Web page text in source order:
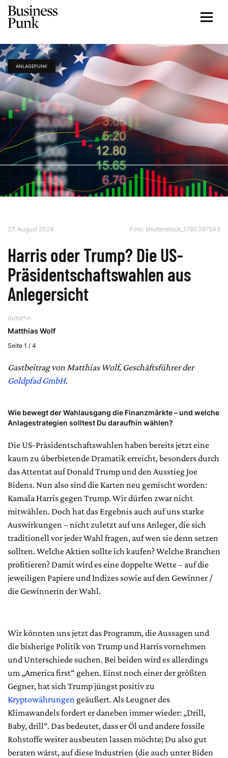
ANLAGEPUNK
27. August 2024 Foto: shutterstock_1780397543
Harris oder Trump? Die US-
Präsidentschaftswahlen aus
Anlegersicht
Autor*in
Matthias Wolf
Seite 1 / 4
Gastbeitrag von Matthias Wolf, Geschäftsführer der
Goldpfad GmbH.
Wie bewegt der Wahlausgang die Finanzmärkte – und welche
Anlagestrategien solltest Du daraufhin wählen?
Die US-Präsidentschaftswahlen haben bereits jetzt eine
kaum zu überbietende Dramatik erreicht, besonders durch
das Attentat auf Donald Trump und den Ausstieg Joe
Bidens. Nun also sind die Karten neu gemischt worden:
Kamala Harris gegen Trump. Wir dürfen zwar nicht
mitwählen. Doch hat das Ergebnis auch auf uns starke
Auswirkungen – nicht zuletzt auf uns Anleger, die sich
traditionell vor jeder Wahl fragen, auf wen sie denn setzen
sollten. Welche Aktien sollte ich kaufen? Welche Branchen
profitieren? Damit wird es eine doppelte Wette – auf die
jeweiligen Papiere und Indizes sowie auf den Gewinner /
die Gewinnerin der Wahl.
Wir könnten uns jetzt das Programm, die Aussagen und
die bisherige Politik von Trump und Harris vornehmen
und Unterschiede suchen. Bei beiden wird es allerdings
um „America first“ gehen. Einst noch einer der größten
Gegner, hat sich Trump jüngst positiv zu
Kryptowährungen geäußert. Als Leugner des
Klimawandels fordert er daneben immer wieder: „Drill,
Baby, drill“. Das bedeutet, dass er Öl und andere fossile
Rohstoffe weiter ausbeuten lassen möchte; Du also gut
beraten wärst, auf diese Industrien (die auch unter Biden